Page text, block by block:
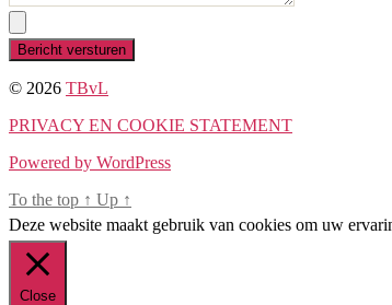
Bericht versturen
© 2026 TBvL
PRIVACY EN COOKIE STATEMENT
Powered by WordPress
To the top ↑ Up ↑
Deze website maakt gebruik van cookies om uw
Close